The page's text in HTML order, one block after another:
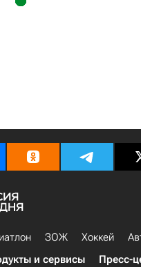
ЗОЖ Хоккей
и сервисы Пресс-